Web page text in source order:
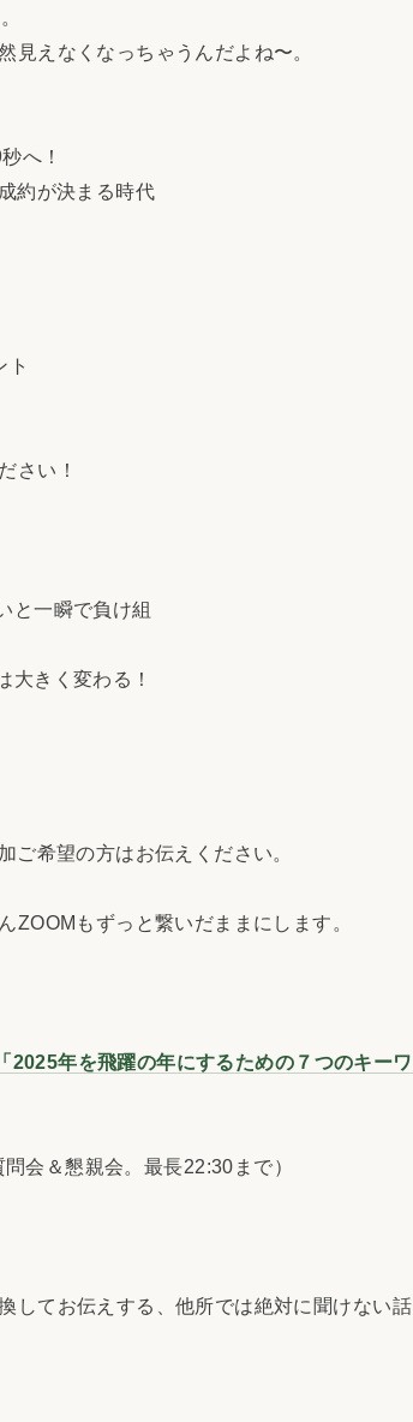
えなくなっちゃうんだよね〜。
へ！
約が決まる時代
ト
さい！
と一瞬で負け組
きく変わる！
希望の方はお伝えください。
もずっと繋いだままにします。
年を飛躍の年にするための７つのキーワ
会＆懇親会。最長22:30まで）
してお伝えする、他所では絶対に聞けない話